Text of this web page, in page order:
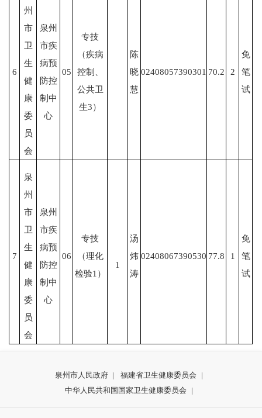
6
州
市
卫
生
健
康
委
员
会
泉州
市疾
病预
防控
制中
心
05
专技
（疾病
控制、
公共卫
生3）
陈
晓
慧
02408057390301 70.2 2
免
笔
试
7
泉
州
市
卫
生
健
康
委
员
会
泉州
市疾
病预
防控
制中
心
06
专技
（理化
检验1）
1
汤
炜
涛
02408067390530 77.8 1
免
笔
试
泉州市人民政府 | 福建省卫生健康委员会
|
中华人民共和国国家卫生健康委员会
|